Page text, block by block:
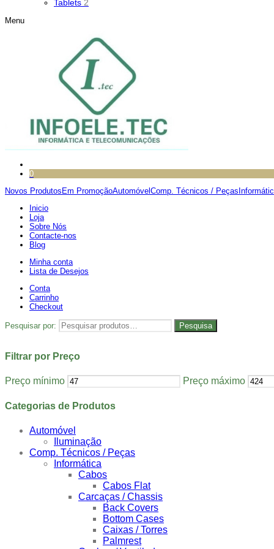
Tablets 2
Menu
0
Novos Produtos Em PromoçãoAutomóvel Comp. Técnicos / Peças
Inicio
Loja
Sobre Nós
Contacte-nos
Blog
Minha conta
Lista de Desejos
Conta
Carrinho
Checkout
Pesquisar por: Pesquisa
Filtrar por Preço
Preço mínimo Preço máximo
Categorias de Produtos
Automóvel
Iluminação
Comp. Técnicos / Peças
Informática
Cabos
Cabos Flat
Carcaças / Chassis
Back Covers
Bottom Cases
Caixas / Torres
Palmrest